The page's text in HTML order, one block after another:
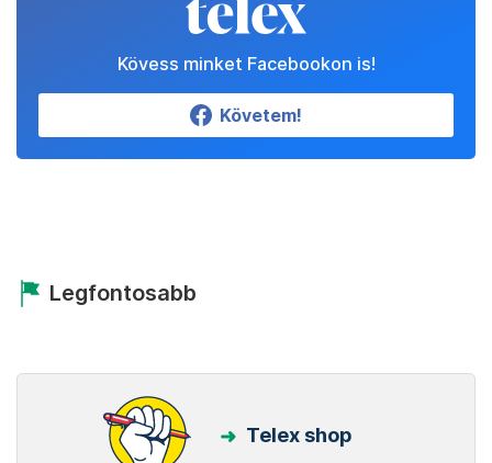
Kövess minket Facebookon is!
Követem!
Legfontosabb
Telex shop